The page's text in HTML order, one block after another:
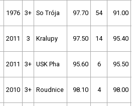
1976 3+ So Trója 97.70 54 91.00
2011 3 Kralupy 97.50 14 95.40
2011 3+ USK Pha 95.60 6 95.50
2010 3+ Roudnice 98.10 4 98.00